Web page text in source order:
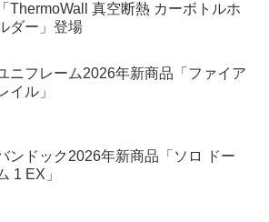
「ThermoWall 真空断熱 カーボトルホ
ダー」登場
ニフレーム2026年新商品「ファイア
イル」
ンドック2026年新商品「ソロ ドー
1 EX」